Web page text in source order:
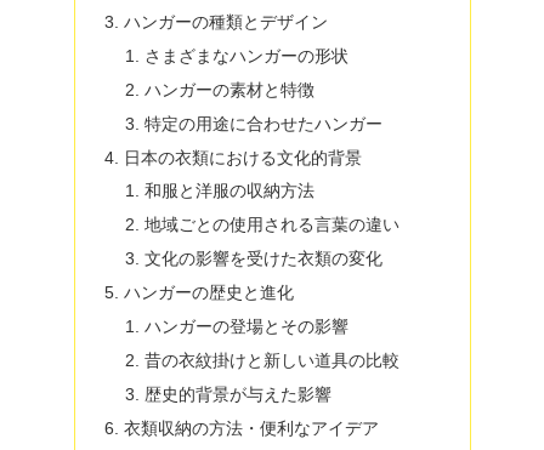
ハンガーの種類とデザイン
さまざまなハンガーの形状
ハンガーの素材と特徴
特定の用途に合わせたハンガー
日本の衣類における文化的背景
和服と洋服の収納方法
地域ごとの使用される言葉の違い
文化の影響を受けた衣類の変化
ハンガーの歴史と進化
ハンガーの登場とその影響
昔の衣紋掛けと新しい道具の比較
歴史的背景が与えた影響
衣類収納の方法・便利なアイデア